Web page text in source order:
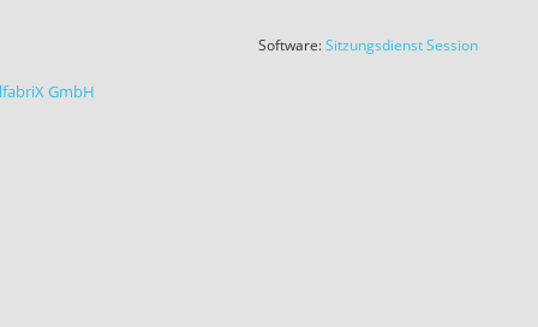
Software:SitzungsdienstSession(Wird in
GmbH